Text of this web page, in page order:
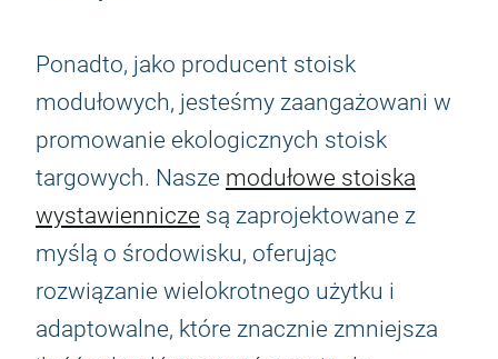
Ponadto, jako producent stoisk
modułowych, jesteśmy zaangażowani w
promowanie ekologicznych stoisk
targowych. Nasze modułowe stoiska
wystawiennicze są zaprojektowane z
myślą o środowisku, oferując
rozwiązanie wielokrotnego użytku i
adaptowalne, które znacznie zmniejsza